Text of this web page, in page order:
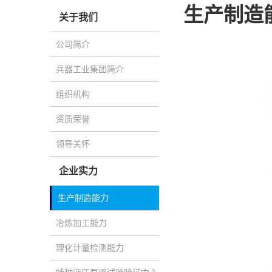
关于我们
公司简介
兵器工业集团简介
组织机构
资质荣誉
领导关怀
企业实力
生产制造能力
冶炼加工能力
理化计量检测能力
生产制造